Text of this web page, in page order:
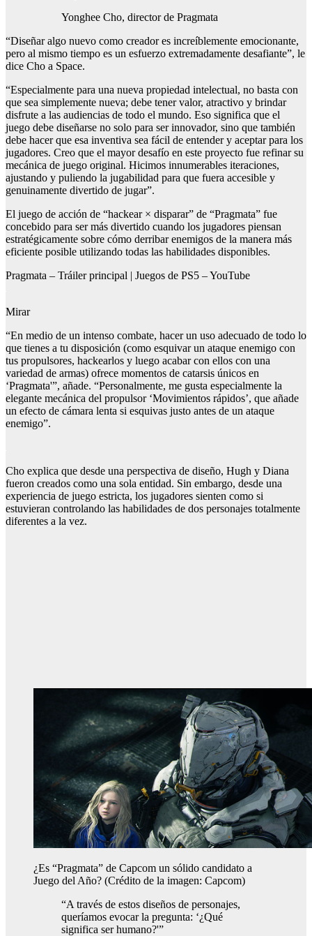
Yonghee Cho, director de Pragmata
“Diseñar algo nuevo como creador es increíblemente emocionante,
pero al mismo tiempo es un esfuerzo extremadamente desafiante”, le
dice Cho a Space.
“Especialmente para una nueva propiedad intelectual, no basta con
que sea simplemente nueva; debe tener valor, atractivo y brindar
disfrute a las audiencias de todo el mundo. Eso significa que el
juego debe diseñarse no solo para ser innovador, sino que también
debe hacer que esa inventiva sea fácil de entender y aceptar para los
jugadores. Creo que el mayor desafío en este proyecto fue refinar su
mecánica de juego original. Hicimos innumerables iteraciones,
ajustando y puliendo la jugabilidad para que fuera accesible y
genuinamente divertido de jugar”.
El juego de acción de “hackear × disparar” de “Pragmata” fue
concebido para ser más divertido cuando los jugadores piensan
estratégicamente sobre cómo derribar enemigos de la manera más
eficiente posible utilizando todas las habilidades disponibles.
Pragmata – Tráiler principal | Juegos de PS5 – YouTube
Mirar
“En medio de un intenso combate, hacer un uso adecuado de todo lo
que tienes a tu disposición (como esquivar un ataque enemigo con
tus propulsores, hackearlos y luego acabar con ellos con una
variedad de armas) ofrece momentos de catarsis únicos en
‘Pragmata'”, añade. “Personalmente, me gusta especialmente la
elegante mecánica del propulsor ‘Movimientos rápidos’, que añade
un efecto de cámara lenta si esquivas justo antes de un ataque
enemigo”.
Cho explica que desde una perspectiva de diseño, Hugh y Diana
fueron creados como una sola entidad. Sin embargo, desde una
experiencia de juego estricta, los jugadores sienten como si
estuvieran controlando las habilidades de dos personajes totalmente
diferentes a la vez.
¿Es “Pragmata” de Capcom un sólido candidato a
Juego del Año? (Crédito de la imagen: Capcom)
“A través de estos diseños de personajes,
queríamos evocar la pregunta: ‘¿Qué
significa ser humano?'”